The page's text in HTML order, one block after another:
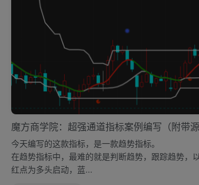
魔方商学院：超强通道指标案例编写（附带源
今天编写的这款指标，是一款趋势指标。
在趋势指标中，最难的就是判断趋势，跟踪趋势，
红点为多头启动，蓝...